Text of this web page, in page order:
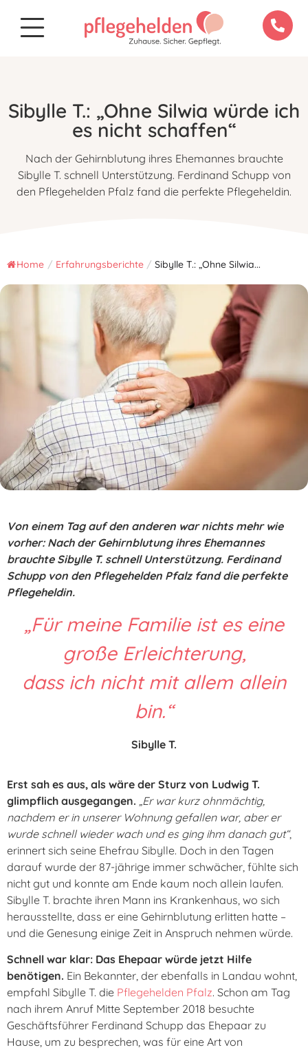
Sibylle T.: „Ohne Silwia würde ich
es nicht schaffen“
Nach der Gehirnblutung ihres Ehemannes brauchte
Sibylle T. schnell Unterstützung. Ferdinand Schupp von
den Pflegehelden Pfalz fand die perfekte Pflegeheldin.
Home / Erfahrungsberichte / Sibylle T.: „Ohne Silwia...
Von einem Tag auf den anderen war nichts mehr wie
vorher: Nach der Gehirnblutung ihres Ehemannes
brauchte Sibylle T. schnell Unterstützung. Ferdinand
Schupp von den Pflegehelden Pfalz fand die perfekte
Pflegeheldin.
„Für meine Familie ist es eine
große Erleichterung,
dass ich nicht mit allem allein
bin.“
Sibylle T.
Erst sah es aus, als wäre der Sturz von Ludwig T.
glimpflich ausgegangen. „Er war kurz ohnmächtig,
nachdem er in unserer Wohnung gefallen war, aber er
wurde schnell wieder wach und es ging ihm danach gut“,
erinnert sich seine Ehefrau Sibylle. Doch in den Tagen
darauf wurde der 87-jährige immer schwächer, fühlte sich
nicht gut und konnte am Ende kaum noch allein laufen.
Sibylle T. brachte ihren Mann ins Krankenhaus, wo sich
herausstellte, dass er eine Gehirnblutung erlitten hatte –
und die Genesung einige Zeit in Anspruch nehmen würde.
Schnell war klar: Das Ehepaar würde jetzt Hilfe
benötigen. Ein Bekannter, der ebenfalls in Landau wohnt,
empfahl Sibylle T. die Pflegehelden Pfalz. Schon am Tag
nach ihrem Anruf Mitte September 2018 besuchte
Geschäftsführer Ferdinand Schupp das Ehepaar zu
Hause, um zu besprechen, was für eine Art von